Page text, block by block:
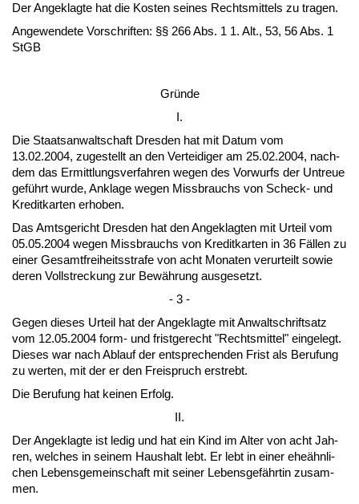
Der An­ge­klag­te hat die Kos­ten sei­nes Rechts­mit­tels zu tra­gen.
An­ge­wen­de­te Vor­schrif­ten: §§ 266 Abs. 1 1. Alt., 53, 56 Abs. 1
StGB
Gründe
I.
Die Staats­an­walt­schaft Dres­den hat mit Da­tum vom
13.02.2004, zu­ge­stellt an den Ver­tei­di­ger am 25.02.2004, nach­
dem das Er­mitt­lungs­ver­fah­ren we­gen des Vor­wurfs der Un­treue
geführt wur­de, An­kla­ge we­gen Miss­brauchs von Scheck- und
Kre­dit­kar­ten er­ho­ben.
Das Amts­ge­richt Dres­den hat den An­ge­klag­ten mit Ur­teil vom
05.05.2004 we­gen Miss­brauchs von Kre­dit­kar­ten in 36 Fällen zu
ei­ner Ge­samt­frei­heits­stra­fe von acht Mo­na­ten ver­ur­teilt so­wie
de­ren Voll­stre­ckung zur Bewährung aus­ge­setzt.
- 3 -
Ge­gen die­ses Ur­teil hat der An­ge­klag­te mit An­walt­schrift­satz
vom 12.05.2004 form- und frist­ge­recht "Rechts­mit­tel" ein­ge­legt.
Die­ses war nach Ab­lauf der ent­spre­chen­den Frist als Be­ru­fung
zu wer­ten, mit der er den Frei­spruch er­strebt.
Die Be­ru­fung hat kei­nen Er­folg.
II.
Der An­ge­klag­te ist le­dig und hat ein Kind im Al­ter von acht Jah­
ren, wel­ches in sei­nem Haus­halt lebt. Er lebt in ei­ner eheähn­li­
chen Le­bens­ge­mein­schaft mit sei­ner Le­bens­gefähr­tin zu­sam­
men.